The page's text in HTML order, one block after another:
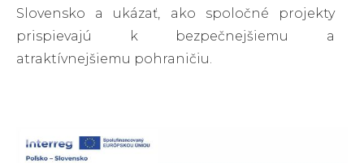
Slovensko a ukázať, ako spoločné projekty
prispievajú k bezpečnejšiemu a
atraktívnejšiemu pohraničiu.